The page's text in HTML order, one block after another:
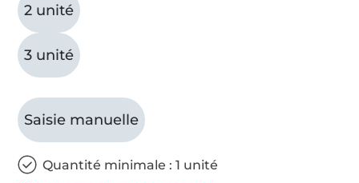
2 unité
3 unité
Saisie manuelle
Quantité minimale : 1 unité